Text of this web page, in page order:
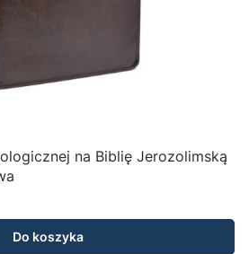
na Biblię Jerozolimską
Do koszyka